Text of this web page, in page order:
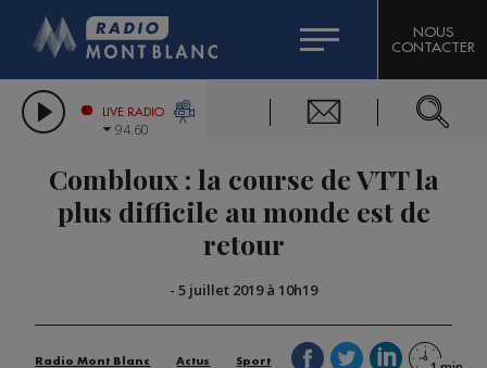
LES CHRONIQUES DE L'EXPERT
CITIZEN MACHINERY
GRAND MASSIF DOMAINES SKIABLES
BIGARD
COMPAGNIE DU MONT-BLANC
NOUS
CONTACTER
LIVE RADIO
94.60
Combloux : la course de VTT la
plus difficile au monde est de
retour
- 5 juillet 2019 à 10h19
Radio Mont Blanc Actus Sport